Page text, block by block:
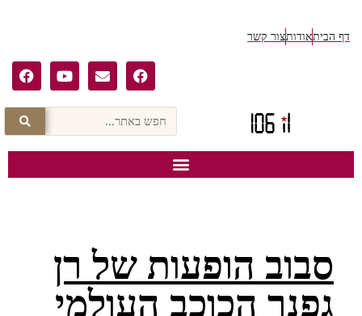
דף הביתאודותצור קשר
סבוב הופעות של רן
גפנר הכוכב העולמי